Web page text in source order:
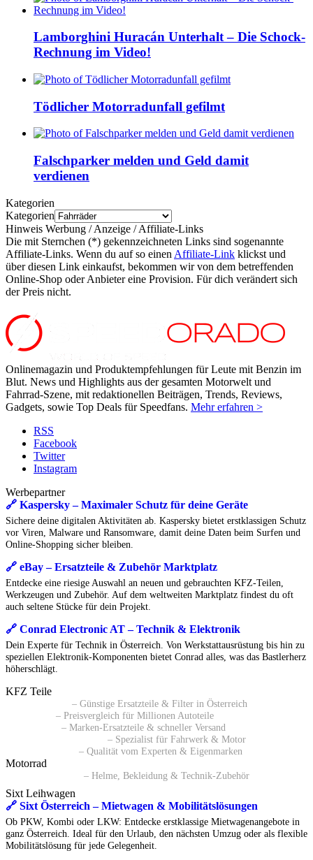
Lamborghini Huracán Unterhalt – Die Schock-
Rechnung im Video!
Tödlicher Motorradunfall gefilmt
Falschparker melden und Geld damit
verdienen
Kategorien
Kategorien
Hinweis Werbung / Anzeige / Affiliate-Links
Die mit Sternchen (*) gekennzeichneten Links sind sogenannte
Affiliate-Links. Wenn du auf so einen Affiliate-Link klickst und
über diesen Link einkaufst, bekommen wir von dem betreffenden
Online-Shop oder Anbieter eine Provision. Für dich verändert sich
der Preis nicht.
Onlinemagazin und Produktempfehlungen für Leute mit Benzin im
Blut. News und Highlights aus der gesamten Motorwelt und
Fahrrad-Szene, mit redaktionellen Beiträgen, Trends, Reviews,
Gadgets, sowie Top Deals für Speedfans. Mehr erfahren >
RSS
Facebook
Twitter
Instagram
Werbepartner
🔗 Kaspersky – Maximaler Schutz für deine Geräte
Sichere deine digitalen Aktivitäten ab. Kaspersky bietet erstklassigen Schutz
vor Viren, Malware und Ransomware, damit deine Daten beim Surfen und
Online-Shopping sicher bleiben.
🔗 eBay – Ersatzteile & Zubehör Marktplatz
Entdecke eine riesige Auswahl an neuen und gebrauchten KFZ-Teilen,
Werkzeugen und Zubehör. Auf dem weltweiten Marktplatz findest du oft
auch seltene Stücke für dein Projekt.
🔗 Conrad Electronic AT – Technik & Elektronik
Dein Experte für Technik in Österreich. Von Werkstattausrüstung bis hin zu
speziellen Elektronik-Komponenten bietet Conrad alles, was das Bastlerherz
höherschlägt.
KFZ Teile
– Günstige Ersatzteile & Filter in Österreich
– Preisvergleich für Millionen Autoteile
– Marken-Ersatzteile & schneller Versand
– Spezialist für Fahrwerk & Motor
– Qualität vom Experten & Eigenmarken
Motorrad
– Helme, Bekleidung & Technik-Zubehör
Sixt Leihwagen
🔗 Sixt Österreich – Mietwagen & Mobilitätslösungen
Ob PKW, Kombi oder LKW: Entdecke erstklassige Mietwagenangebote in
ganz Österreich. Ideal für den Urlaub, den nächsten Umzug oder als flexible
Mobilitätslösung für jede Gelegenheit.